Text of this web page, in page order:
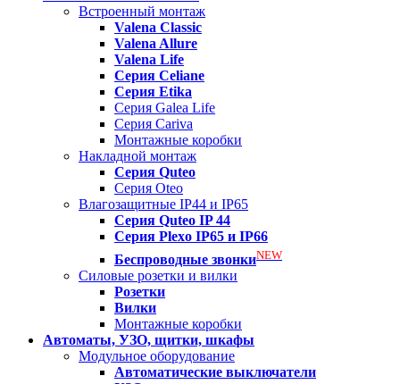
Встроенный монтаж
Valena Classic
Valena Allure
Valena Life
Серия Celiane
Серия Etika
Серия Galea Life
Серия Cariva
Монтажные коробки
Накладной монтаж
Серия Quteo
Серия Oteo
Влагозащитные IP44 и IP65
Серия Quteo IP 44
Серия Plexo IP65 и IP66
Беспроводные звонкиNEW
Силовые розетки и вилки
Розетки
Вилки
Монтажные коробки
Автоматы, УЗО, щитки, шкафы
Модульное оборудование
Автоматические выключатели